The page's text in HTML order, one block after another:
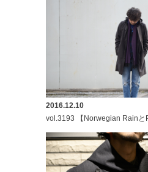
2016.12.10
vol.3193 【Norwegian Rainと